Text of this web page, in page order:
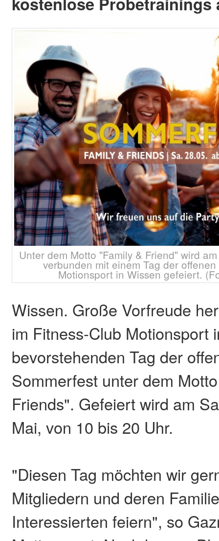
Unter dem Motto "Family & Friend" wird
verbunden mit einem Tag der
Motionsport in Wissen gefeiert.
Wissen. Große Vorfreude
im Fitness-Club Motionsport
bevorstehenden Tag der
Sommerfest unter dem
Friends". Gefeiert wird am
Mai, von 10 bis 20 Uhr.
"Diesen Tag möchten wir
Mitgliedern und deren
Interessierten feiern", so